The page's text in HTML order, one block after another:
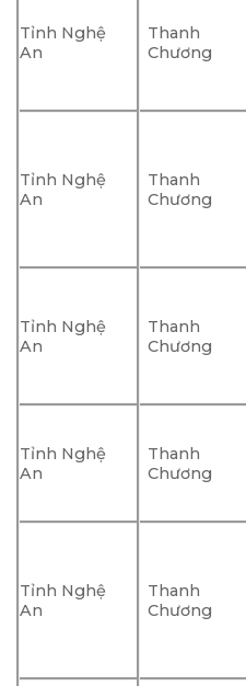
Tỉnh Nghệ
An
Thanh
Chương
Tỉnh Nghệ
An
Thanh
Chương
Tỉnh Nghệ
An
Thanh
Chương
Tỉnh Nghệ
An
Thanh
Chương
Tỉnh Nghệ
An
Thanh
Chương